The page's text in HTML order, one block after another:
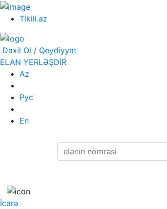
Tikili.az
Daxil Ol / Qeydiyyat
ELAN YERLƏŞDİR
Az
Рус
En
İcarə